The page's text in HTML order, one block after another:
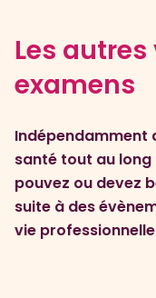
Les
examens
Indépendamment
santé tout au long
pouvez ou devez
suite à des
vie